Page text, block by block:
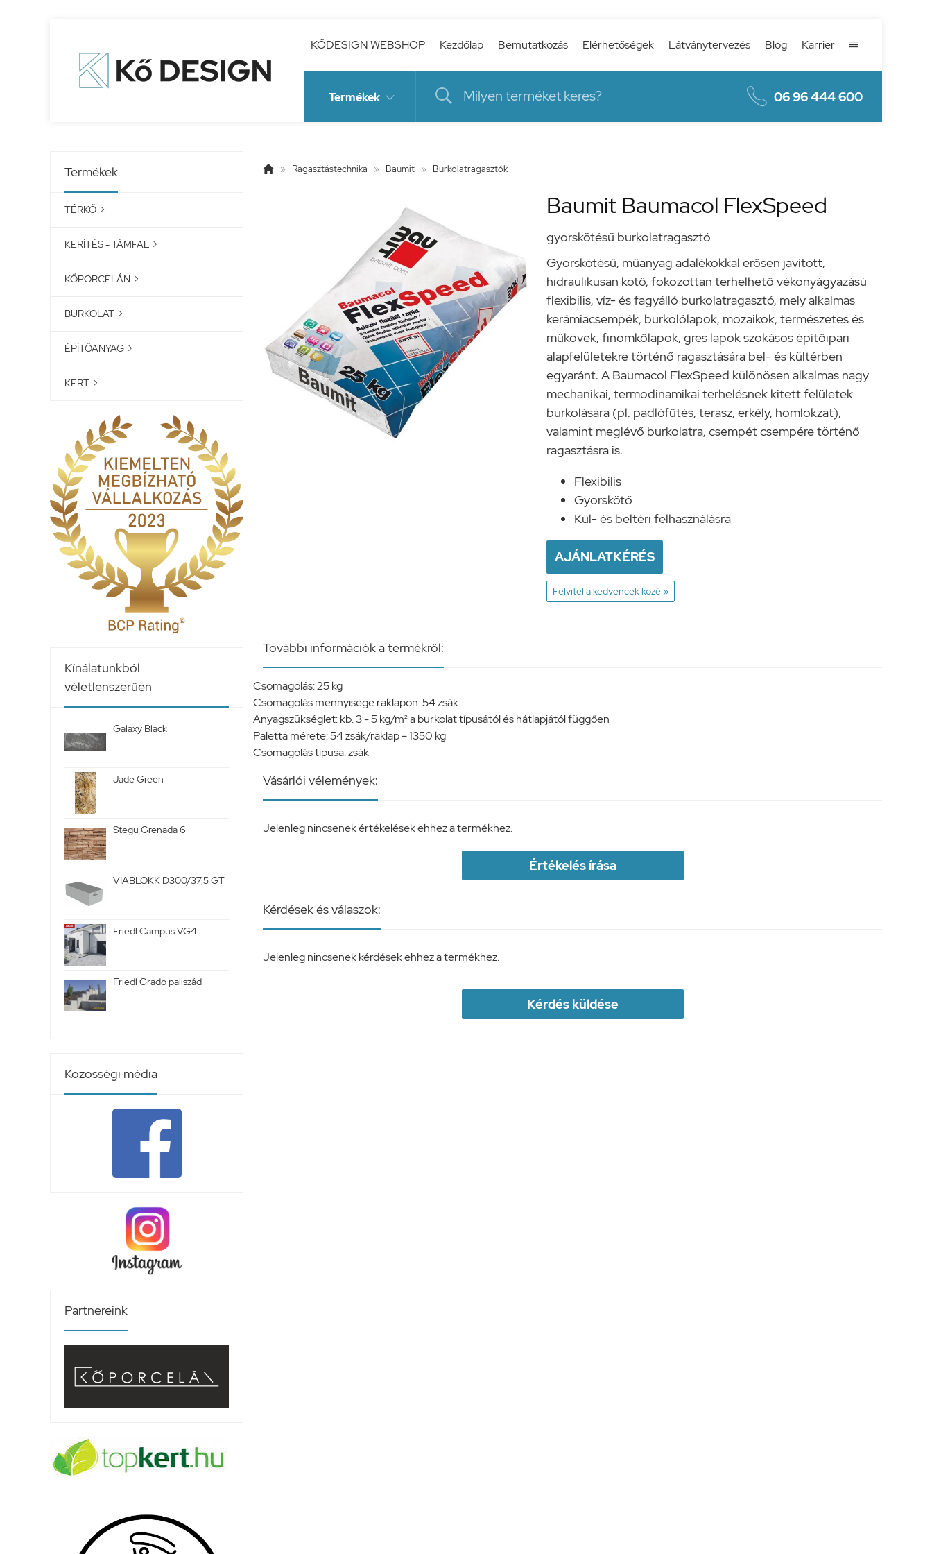
KŐDESIGN WEBSHOP Kezdőlap Bemutatkozás Elérhetőségek Látványtervezés Blog Karrier 
Termékek    06 96 444 600
Termékek
TÉRKŐ 
KERÍTÉS - TÁMFAL 
KŐPORCELÁN 
BURKOLAT 
ÉPÍTŐANYAG 
KERT 
Kínálatunkból
véletlenszerűen
Galaxy Black
Jade Green
Stegu Grenada 6
VIABLOKK D300/37,5 GT
Friedl Campus VG4
Friedl Grado paliszád
Közösségi média
Partnereink
 » Ragasztástechnika » Baumit » Burkolatragasztók
Baumit Baumacol FlexSpeed
gyorskötésű burkolatragasztó
Gyorskötésű, műanyag adalékokkal erősen javított,
hidraulikusan kötő, fokozottan terhelhető vékonyágyazású
flexibilis, víz- és fagyálló burkolatragasztó, mely alkalmas
kerámiacsempék, burkolólapok, mozaikok, természetes és
műkövek, finomkőlapok, gres lapok szokásos építőipari
alapfelületekre történő ragasztására bel- és kültérben
egyaránt. A Baumacol FlexSpeed különösen alkalmas nagy
mechanikai, termodinamikai terhelésnek kitett felületek
burkolására (pl. padlófűtés, terasz, erkély, homlokzat),
valamint meglévő burkolatra, csempét csempére történő
ragasztásra is.
Flexibilis
Gyorskötő
Kül- és beltéri felhasználásra
AJÁNLATKÉRÉS
Felvitel a kedvencek közé »
További információk a termékről:
Csomagolás: 25 kg
Csomagolás mennyisége raklapon: 54 zsák
Anyagszükséglet: kb. 3 - 5 kg/m² a burkolat típusától és hátlapjától függően
Paletta mérete: 54 zsák/raklap = 1350 kg
Csomagolás típusa: zsák
Vásárlói vélemények:
Jelenleg nincsenek értékelések ehhez a termékhez.
Értékelés írása
Kérdések és válaszok:
Jelenleg nincsenek kérdések ehhez a termékhez.
Kérdés küldése